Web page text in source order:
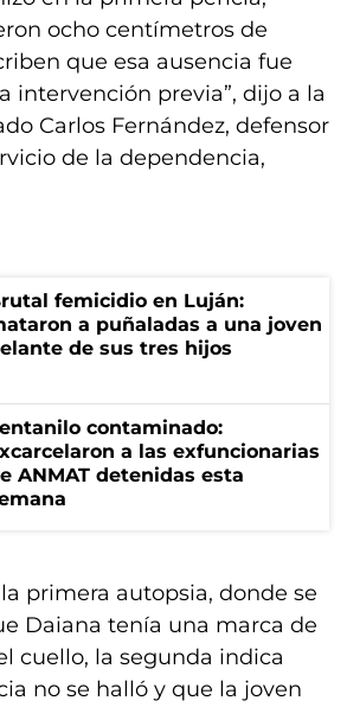
ocho centímetros de
que esa ausencia fue
intervención previa”, dijo a la
Carlos Fernández, defensor
de la dependencia,
femicidio en Luján:
a puñaladas a una joven
de sus tres hijos
contaminado:
a las exfuncionarias
ANMAT detenidas esta
primera autopsia, donde se
Daiana tenía una marca de
cuello, la segunda indica
no se halló y que la joven